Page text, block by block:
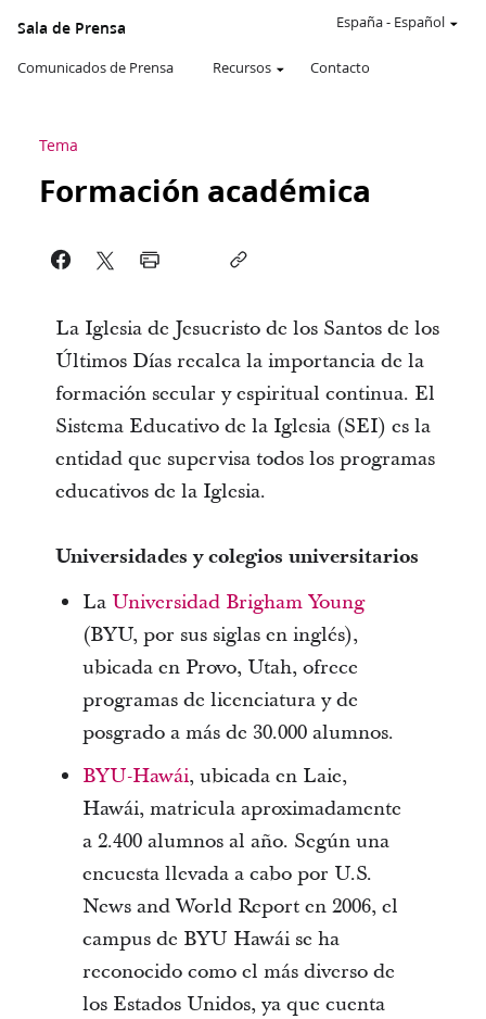
Sala de Prensa
Comunicados de Prensa Recursos Contacto
España- Español
Tema
Formación académica
La Iglesia de Jesucristo de los Santos de los
Últimos Días recalca la importancia de la
formación secular y espiritual continua. El
Sistema Educativo de la Iglesia (SEI) es la
entidad que supervisa todos los programas
educativos de la Iglesia.
Universidades y colegios universitarios
La Universidad Brigham Young
(BYU, por sus siglas en inglés),
ubicada en Provo, Utah, ofrece
programas de licenciatura y de
posgrado a más de 30.000 alumnos.
BYU-Hawái, ubicada en Laie,
Hawái, matricula aproximadamente
a 2.400 alumnos al año. Según una
encuesta llevada a cabo por U.S.
News and World Report en 2006, el
campus de BYU Hawái se ha
reconocido como el más diverso de
los Estados Unidos, ya que cuenta